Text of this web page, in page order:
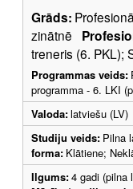
Grāds:
zinātnē
treneris (6. PKL);
Programmas veids:
programma - 6. LKI
Valoda:latviešu (LV)
Studiju veids: Pilna
forma: Klātiene;
Ilgums:4 gadi (pilna